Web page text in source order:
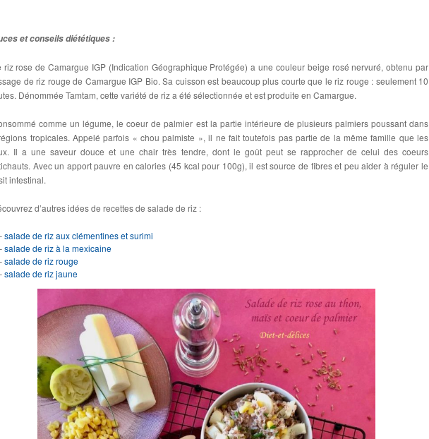
et conseils diététiques :
riz rose de Camargue IGP (Indication Géographique Protégée) a une couleur beige rosé nervuré, obtenu par
de riz rouge de Camargue IGP Bio. Sa cuisson est beaucoup plus courte que le riz rouge : seulement 10
Dénommée Tamtam, cette variété de riz a été sélectionnée et est produite en Camargue.
comme un légume, le coeur de palmier est la partie intérieure de plusieurs palmiers poussant dans
tropicales. Appelé parfois « chou palmiste », il ne fait toutefois pas partie de la même famille que les
Il a une saveur douce et une chair très tendre, dont le goût peut se rapprocher de celui des coeurs
Avec un apport pauvre en calories (45 kcal pour 100g), il est source de fibres et peu aider à réguler le
intestinal.
d’autres idées de recettes de salade de riz :
salade de riz aux clémentines et surimi
salade de riz à la mexicaine
salade de riz rouge
salade de riz jaune